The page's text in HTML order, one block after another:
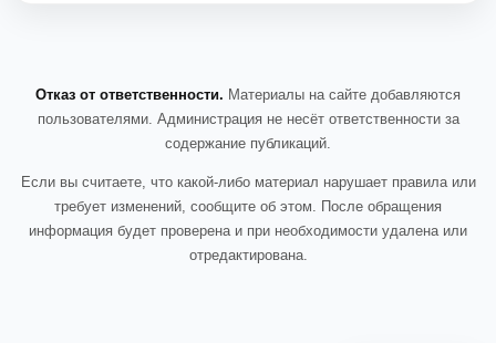
Отказ от ответственности. Материалы на сайте добавляются
пользователями. Администрация не несёт ответственности за
содержание публикаций.
Если вы считаете, что какой-либо материал нарушает правила или
требует изменений, сообщите об этом. После обращения
информация будет проверена и при необходимости удалена или
отредактирована.